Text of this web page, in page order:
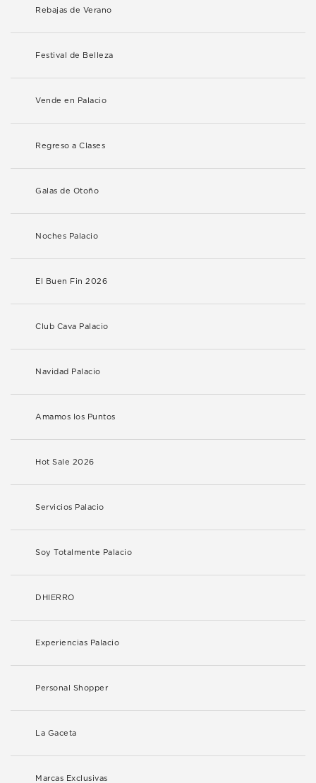
Rebajas de Verano
Festival de Belleza
Vende en Palacio
Regreso a Clases
Galas de Otoño
Noches Palacio
El Buen Fin 2026
Club Cava Palacio
Navidad Palacio
Amamos los Puntos
Hot Sale 2026
Servicios Palacio
Soy Totalmente Palacio
DHIERRO
Experiencias Palacio
Personal Shopper
La Gaceta
Marcas Exclusivas